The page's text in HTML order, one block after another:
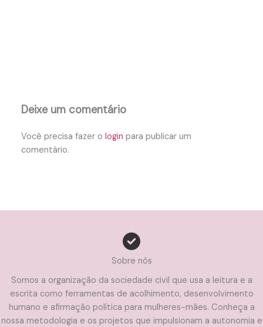
Deixe um comentário
Você precisa fazer ologin para publicar um
comentário.
Sobre nós
Somos a organização da sociedade civil que usa a leitura e a
escrita como ferramentas de acolhimento, desenvolvimento
humano e afirmação política para mulheres-mães. Conheça a
nossa metodologia e os projetos que impulsionam a autonomia e